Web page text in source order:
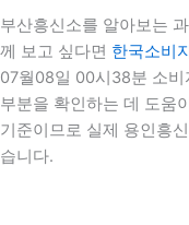
부산흥신소를 알아보는
께 보고 싶다면 한국소비
07월08일 00시38분 소
부분을 확인하는 데 도움
기준이므로 실제 용인흥
습니다.